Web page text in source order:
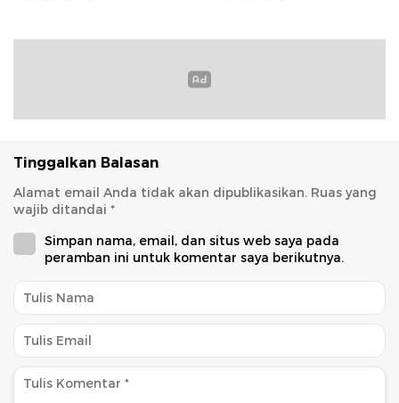
Tinggalkan Balasan
Alamat email Anda tidak akan dipublikasikan. Ruas yang
wajib ditandai *
Simpan nama, email, dan situs web saya pada
peramban ini untuk komentar saya berikutnya.